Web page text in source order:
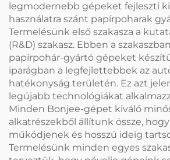
legmodernebb gépeket fejleszti
használatra szánt papírpoharak
Termelésünk első szakasza a
(R&D) szakasz. Ebben a
papírpohár-gyártó gépeket
iparágban a legfejlettebbek az
hatékonyság területén. Ez azt
legújabb technológiákat
Minden Bonjee-gépet kiváló
alkatrészekből állítunk össze,
működjenek és hosszú ideig
Termelésünk minden egyes